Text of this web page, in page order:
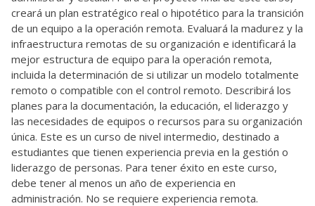
creará un plan estratégico real o hipotético para la transición
de un equipo a la operación remota. Evaluará la madurez y la
infraestructura remotas de su organización e identificará la
mejor estructura de equipo para la operación remota,
incluida la determinación de si utilizar un modelo totalmente
remoto o compatible con el control remoto. Describirá los
planes para la documentación, la educación, el liderazgo y
las necesidades de equipos o recursos para su organización
única. Este es un curso de nivel intermedio, destinado a
estudiantes que tienen experiencia previa en la gestión o
liderazgo de personas. Para tener éxito en este curso,
debe tener al menos un año de experiencia en
administración. No se requiere experiencia remota.